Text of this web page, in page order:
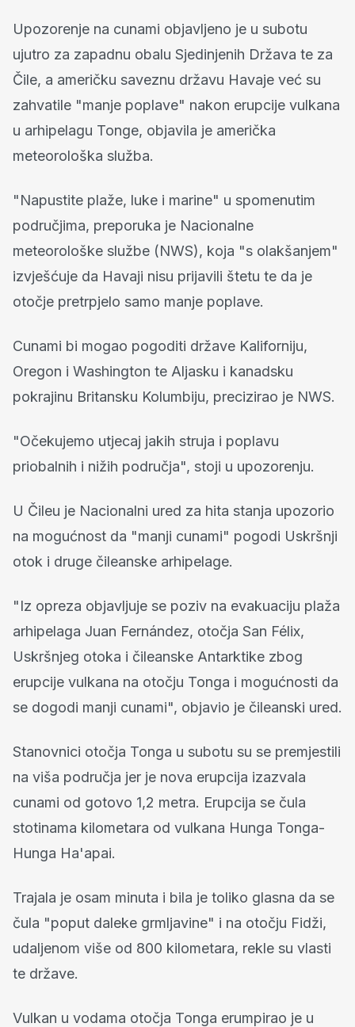
Upozorenje na cunami objavljeno je u subotu
ujutro za zapadnu obalu Sjedinjenih Država te za
Čile, a američku saveznu državu Havaje već su
zahvatile "manje poplave" nakon erupcije vulkana
u arhipelagu Tonge, objavila je američka
meteorološka služba.
"Napustite plaže, luke i marine" u spomenutim
područjima, preporuka je Nacionalne
meteorološke službe (NWS), koja "s olakšanjem"
izvješćuje da Havaji nisu prijavili štetu te da je
otočje pretrpjelo samo manje poplave.
Cunami bi mogao pogoditi države Kaliforniju,
Oregon i Washington te Aljasku i kanadsku
pokrajinu Britansku Kolumbiju, precizirao je NWS.
"Očekujemo utjecaj jakih struja i poplavu
priobalnih i nižih područja", stoji u upozorenju.
U Čileu je Nacionalni ured za hita stanja upozorio
na mogućnost da "manji cunami" pogodi Uskršnji
otok i druge čileanske arhipelage.
"Iz opreza objavljuje se poziv na evakuaciju plaža
arhipelaga Juan Fernández, otočja San Félix,
Uskršnjeg otoka i čileanske Antarktike zbog
erupcije vulkana na otočju Tonga i mogućnosti da
se dogodi manji cunami", objavio je čileanski ured.
Stanovnici otočja Tonga u subotu su se premjestili
na viša područja jer je nova erupcija izazvala
cunami od gotovo 1,2 metra. Erupcija se čula
stotinama kilometara od vulkana Hunga Tonga-
Hunga Ha'apai.
Trajala je osam minuta i bila je toliko glasna da se
čula "poput daleke grmljavine" i na otočju Fidži,
udaljenom više od 800 kilometara, rekle su vlasti
te države.
Vulkan u vodama otočja Tonga erumpirao je u